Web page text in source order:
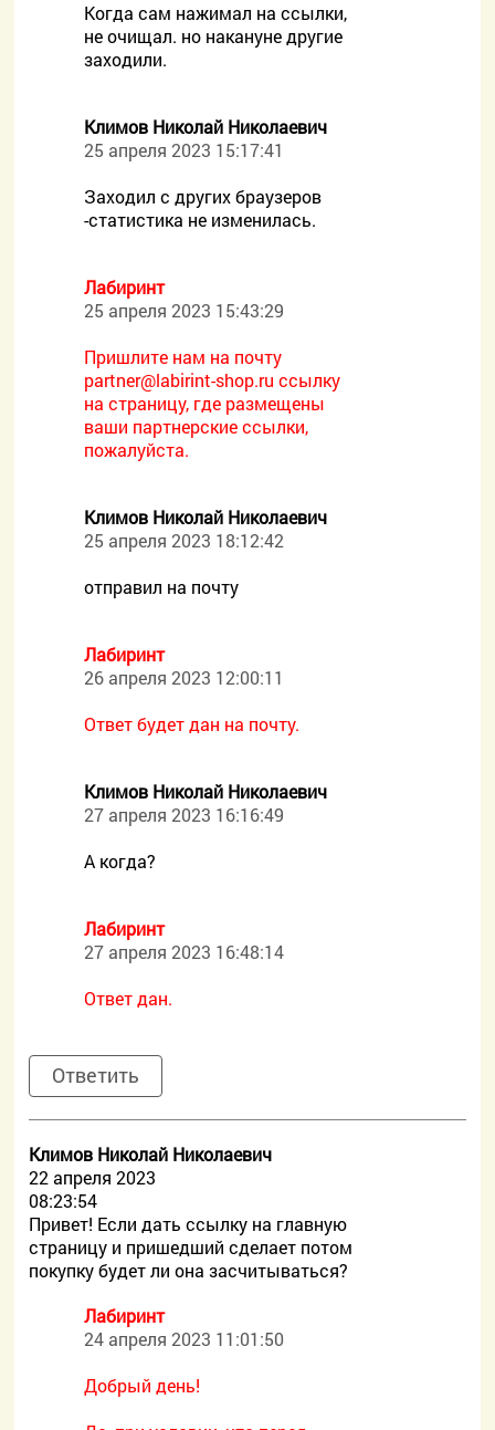
Когда сам нажимал на ссылки,
не очищал. но накануне другие
заходили.
Климов Николай Николаевич
25 апреля 2023 15:17:41
Заходил с других браузеров
-статистика не изменилась.
Лабиринт
25 апреля 2023 15:43:29
Пришлите нам на почту
partner@labirint-shop.ru ссылку
на страницу, где размещены
ваши партнерские ссылки,
пожалуйста.
Климов Николай Николаевич
25 апреля 2023 18:12:42
отправил на почту
Лабиринт
26 апреля 2023 12:00:11
Ответ будет дан на почту.
Климов Николай Николаевич
27 апреля 2023 16:16:49
А когда?
Лабиринт
27 апреля 2023 16:48:14
Ответ дан.
Ответить
Климов Николай Николаевич
22 апреля 2023
08:23:54
Привет! Если дать ссылку на главную
страницу и пришедший сделает потом
покупку будет ли она засчитываться?
Лабиринт
24 апреля 2023 11:01:50
Добрый день!